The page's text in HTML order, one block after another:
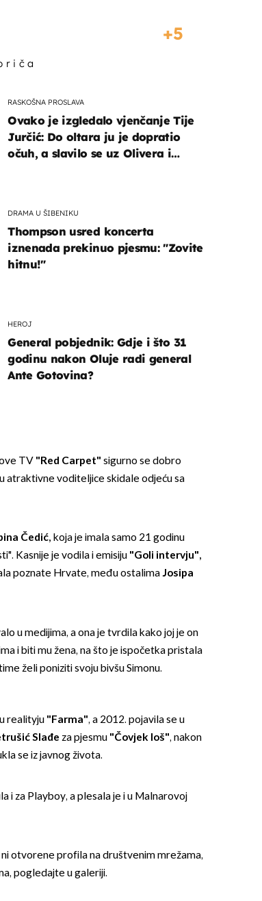
5
RASKOŠNA PROSLAVA
Ovako je izgledalo vjenčanje Tije
Jurčić: Do oltara ju je dopratio
očuh, a slavilo se uz Olivera i
DRAMA U ŠIBENIKU
Thompson usred koncerta
iznenada prekinuo pjesmu: "Zovite
hitnu!"
HEROJ
General pobjednik: Gdje i što 31
godinu nakon Oluje radi general
Ante Gotovina?
TV"Red Carpet" sigurno se dobro
atraktivne voditeljice skidale odjeću sa
Čedić, koja je imala samo 21 godinu
Kasnije je vodila i emisiju "Goli intervju",
poznate Hrvate, među ostalimaJosipa
u medijima, a ona je tvrdila kako joj je on
i biti mu žena, na što je ispočetka pristala
želi poniziti svoju bivšu Simonu.
realityju "Farma", a 2012. pojavila se u
Slađe za pjesmu"Čovjek loš", nakon
se iz javnog života.
i za Playboy, a plesala je i u Malnarovoj
ni otvorene profila na društvenim mrežama,
pogledajte u galeriji.
OMOGUĆI OBAVIJESTI